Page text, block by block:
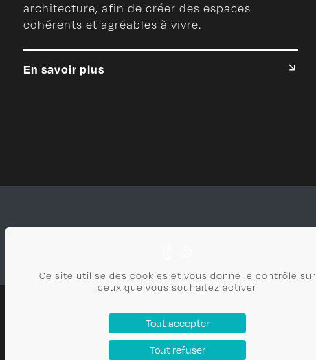
architecture, afin de créer des espaces
cohérents et agréables à vivre.
En savoir plus
CLAUDE VEYRET
ARCHITECTE
Ce site utilise des cookies et vous donne le contrôle sur
ceux que vous souhaitez activer
Tout accepter
Tout refuser